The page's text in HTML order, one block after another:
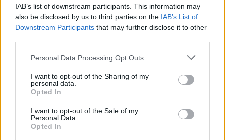
IAB’s list of downstream participants. This information may
also be disclosed by us to third parties on the IAB’s List of
Downstream Participants that may further disclose it to other
Personal Data Processing Opt Outs
I want to opt-out of the Sharing of my
personal data.
Opted In
I want to opt-out of the Sale of my
Personal Data.
Opted In
5 Αυγούστου 2026
Η FARIA Renewables προχώρησε στην ηλεκτροδότηση
5 Αυγούστου 2026
ΥΠΕΝ: Διευρύνεται ο κατάλογος των
Προστατευόμενων Τοπίων σε 12
4 Αυγούστου 2026
Newsletter Citygen.gr